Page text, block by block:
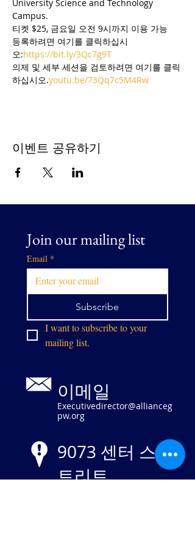
University Science and Technology
Campus.
티켓 $25, 금요일 오전 9시까지 이용 가능
등록하려면 여기를 클릭하십시
오:https://bit.ly/3Qc7g9T
의제 및 세부 세션을 검토하려면 여기를 클릭
하십시오.youtu.be/73Qq7c5M4Rw
이벤트 공유하기
Join our mailing list
Email *
Subscribe
I want to subscribe to your
mailing list.
이메일
Executivedirector@allianceg
pw.org
9073 센터 스
트리트